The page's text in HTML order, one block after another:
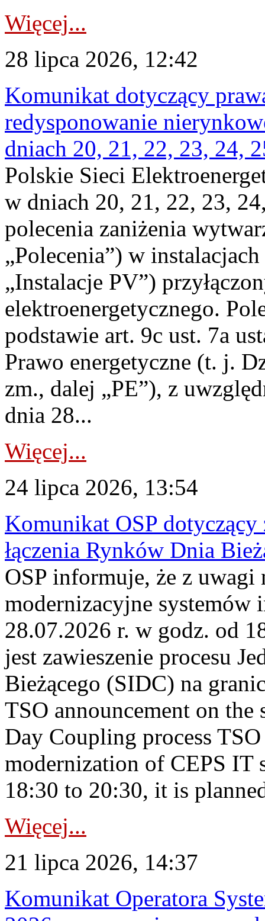
Więcej...
28 lipca 2026, 12:42
Komunikat dotyczący
redysponowanie
dniach 20, 21, 22, 23, 24,
Polskie Sieci
w dniach 20, 21, 22, 23,
polecenia zaniżenia
„Polecenia”) w
„Instalacje PV”)
elektroenergetycznego.
podstawie art. 9c ust. 7a
Prawo energetyczne (t. j.
zm., dalej „PE”), z
dnia 28...
Więcej...
24 lipca 2026, 13:54
Komunikat OSP dotyczący
łączenia Rynków Dnia
OSP informuje, że z uwagi
modernizacyjne
28.07.2026 r. w godz. od
jest zawieszenie procesu
Bieżącego (SIDC) na
TSO announcement on
Day Coupling process
modernization of CEPS IT
18:30 to 20:30, it is
Więcej...
21 lipca 2026, 14:37
Komunikat Operatora